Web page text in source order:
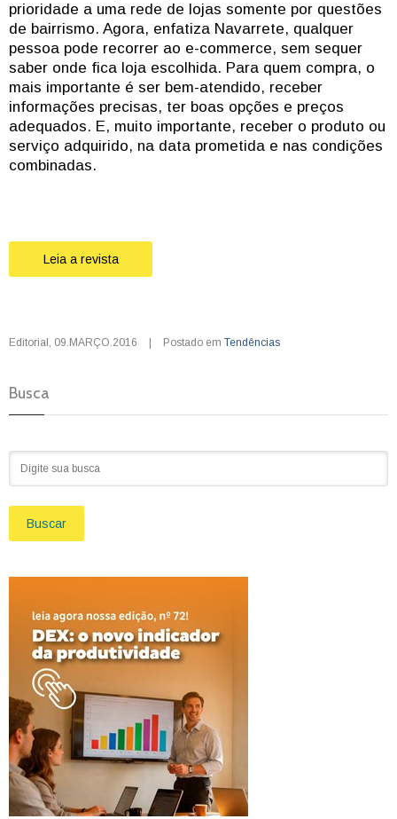
prioridade a uma rede de lojas somente por questões
de bairrismo. Agora, enfatiza Navarrete, qualquer
pessoa pode recorrer ao e-commerce, sem sequer
saber onde fica loja escolhida. Para quem compra, o
mais importante é ser bem-atendido, receber
informações precisas, ter boas opções e preços
adequados. E, muito importante, receber o produto ou
serviço adquirido, na data prometida e nas condições
combinadas.
Leia a revista
Editorial , 09.MARÇO.2016 Postado em Tendências
Busca
Buscar